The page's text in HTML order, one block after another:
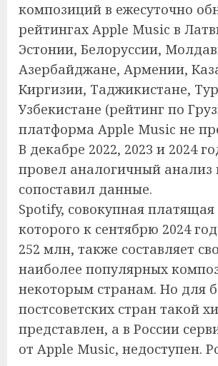
композиций в ежесуточно
рейтингах Apple Music в
Эстонии, Белоруссии,
Азербайджане, Армении,
Киргизии, Таджикистане,
Узбекистане (рейтинг по
платформа Apple Music не
В декабре 2022, 2023 и 2024
провел аналогичный анализ
сопоставил данные.
Spotify, совокупная
которого к сентябрю 2024
252 млн, также составляет
наиболее популярных
некоторым странам. Но для
постсоветских стран такой
представлен, а в России
от Apple Music, недоступен.